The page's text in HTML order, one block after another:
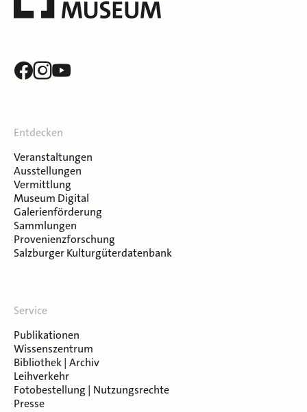
Entdecken
Veranstaltungen
Ausstellungen
Vermittlung
Museum Digital
Galerienförderung
Sammlungen
Provenienzforschung
Salzburger Kulturgüterdatenbank
Service
Publikationen
Wissenszentrum
Bibliothek | Archiv
Leihverkehr
Fotobestellung | Nutzungsrechte
Presse